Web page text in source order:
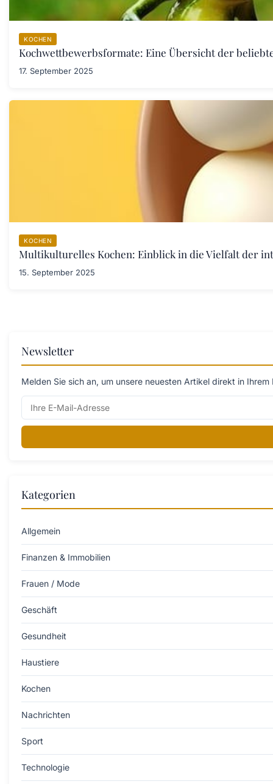
KOCHEN
Kochwettbewerbsformate: Eine Übersicht der
17. September 2025
KOCHEN
Multikulturelles Kochen: Einblick in die Vielfalt der
15. September 2025
Newsletter
Melden Sie sich an, um unsere neuesten Artikel direkt in
Kategorien
Allgemein
Finanzen & Immobilien
Frauen / Mode
Geschäft
Gesundheit
Haustiere
Kochen
Nachrichten
Sport
Technologie